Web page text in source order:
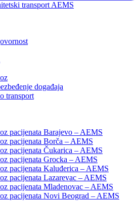
transport AEMS
događaja
transport
pacijenata Barajevo – AEMS
pacijenata Borča – AEMS
pacijenata Čukarica – AEMS
pacijenata Grocka – AEMS
pacijenata Kaluđerica – AEMS
pacijenata Lazarevac – AEMS
pacijenata Mladenovac – AEMS
pacijenata Novi Beograd – AEMS